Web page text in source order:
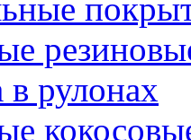
в рулонах